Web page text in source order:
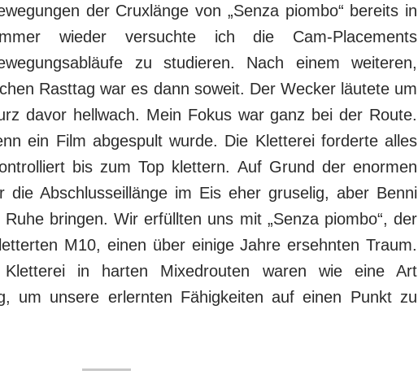
der Cruxlänge von „Senza piombo“ bereits in
wieder versuchte ich die Cam-Placements
zu studieren. Nach einem weiteren,
Rasttag war es dann soweit. Der Wecker läutete um
davor hellwach. Mein Fokus war ganz bei der Route.
ein Film abgespult wurde. Die Kletterei forderte alles
bis zum Top klettern. Auf Grund der enormen
die Abschlusseillänge im Eis eher gruselig, aber Benni
bringen. Wir erfüllten uns mit „Senza piombo“, der
M10, einen über einige Jahre ersehnten Traum.
in harten Mixedrouten waren wie eine Art
um unsere erlernten Fähigkeiten auf einen Punkt zu